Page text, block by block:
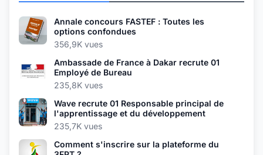
Annale concours FASTEF : Toutes les
options confondues
356,9K vues
Ambassade de France à Dakar recrute 01
Employé de Bureau
235,8K vues
Wave recrute 01 Responsable principal de
l'apprentissage et du développement
235,7K vues
Comment s'inscrire sur la plateforme du